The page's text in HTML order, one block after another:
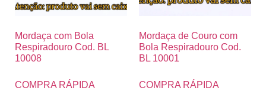
Mordaça com Bola
Respiradouro Cod. BL
10008
COMPRA RÁPIDA
Mordaça de Couro com
Bola Respiradouro Cod.
BL 10001
COMPRA RÁPIDA